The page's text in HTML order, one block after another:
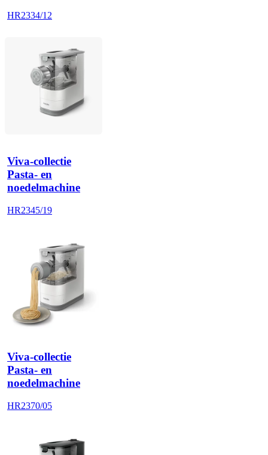
HR2334/12
Viva-collectie
Pasta- en
noedelmachine
HR2345/19
Viva-collectie
Pasta- en
noedelmachine
HR2370/05